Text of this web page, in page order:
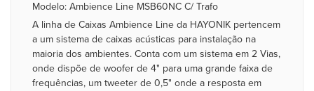
Modelo: Ambience Line MSB60NC C/ Trafo
A linha de Caixas Ambience Line da HAYONIK pertencem
a um sistema de caixas acústicas para instalação na
maioria dos ambientes. Conta com um sistema em 2 Vias,
onde dispõe de woofer de 4" para uma grande faixa de
frequências, um tweeter de 0,5" onde a resposta em